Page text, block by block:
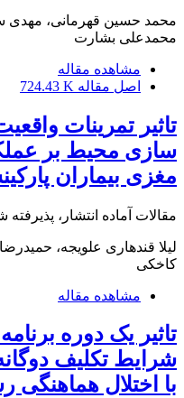
محمد حسین قهرمانی، مهدی
محمدعلی بشارت
مشاهده مقاله
اصل مقاله 724.43 K
تاثیر تمرینات
سازی محیط بر
مغزی بیماران
مقالات آماده انتشار، پذیرفته
لیلا قندهاری علویجه،
کاخکی
مشاهده مقاله
تاثیر یک دوره
شرایط تکلیف
با اختلال هماهنگی